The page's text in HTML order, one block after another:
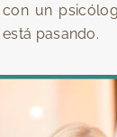
un
pasando.